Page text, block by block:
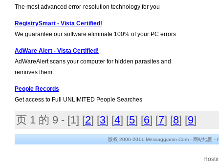
The most advanced error-resolution technology for you
RegistrySmart - Vista Certified!
We guarantee our software eliminate 100% of your PC errors
AdWare Alert - Vista Certified!
AdWareAlert scans your computer for hidden parasites and
removes them
People Records
Get access to Full UNLIMITED People Searches
页 1 的 9 - [1] [2] [3] [4] [5] [6] [7] [8] [9]
版权 2006-2011 Messaggiamo.Com - 网站地图 -